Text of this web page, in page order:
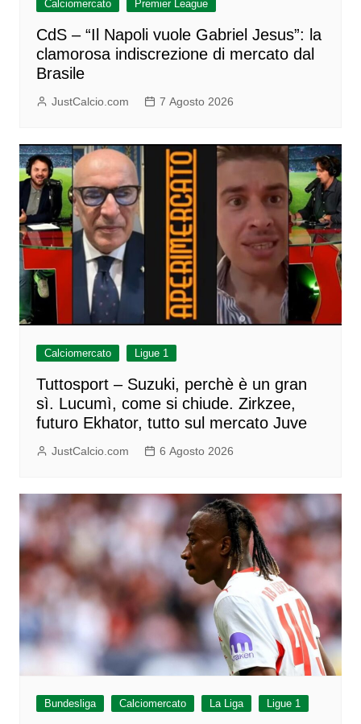
Calciomercato Premier League
CdS – “Il Napoli vuole Gabriel Jesus”: la
clamorosa indiscrezione di mercato dal
Brasile
JustCalcio.com 7 Agosto 2026
Calciomercato Ligue 1
Tuttosport – Suzuki, perchè è un gran
sì. Lucumì, come si chiude. Zirkzee,
futuro Ekhator, tutto sul mercato Juve
JustCalcio.com 6 Agosto 2026
Bundesliga Calciomercato La Liga Ligue 1